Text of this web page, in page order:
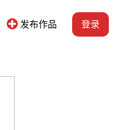
发布作品 登录